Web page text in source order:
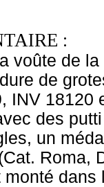
:
voûte de
de
INV 18120
des
un
Roma,
monté